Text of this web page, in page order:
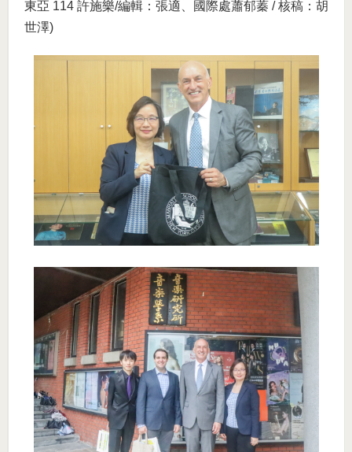
東亞 114 許施樂/編輯：張適、國際處蕭郁蓁 / 核稿：胡
世澤)